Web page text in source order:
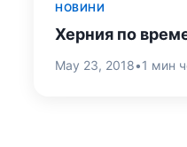
НОВИНИ
Херния по
May 23, 2018•1 мин